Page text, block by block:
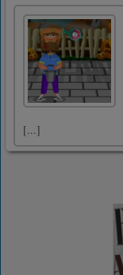
[...]